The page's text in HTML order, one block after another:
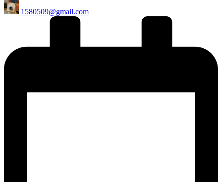
Posted
by
1580509@gmail.com